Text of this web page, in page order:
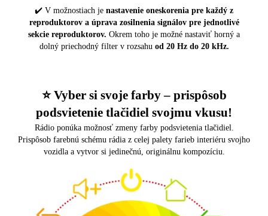
✔️ V možnostiach je nastavenie oneskorenia pre každý z
reproduktorov a úprava zosilnenia signálov pre jednotlivé
sekcie reproduktorov. Okrem toho je možné nastaviť horný a
dolný priechodný filter v rozsahu od 20 Hz do 20 kHz.
⭐️ Vyber si svoje farby – prispôsob
podsvietenie tlačidiel svojmu vkusu!
Rádio ponúka možnosť zmeny farby podsvietenia tlačidiel.
Prispôsob farebnú schému rádia z celej palety farieb interiéru svojho
vozidla a vytvor si jedinečnú, originálnu kompozíciu.